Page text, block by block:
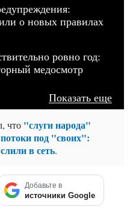
о новых правилах
ровно год:
медосмотр
Показать еще
что "слуги народа"
под "своих":
в сеть.
Добавьте в
источники Google